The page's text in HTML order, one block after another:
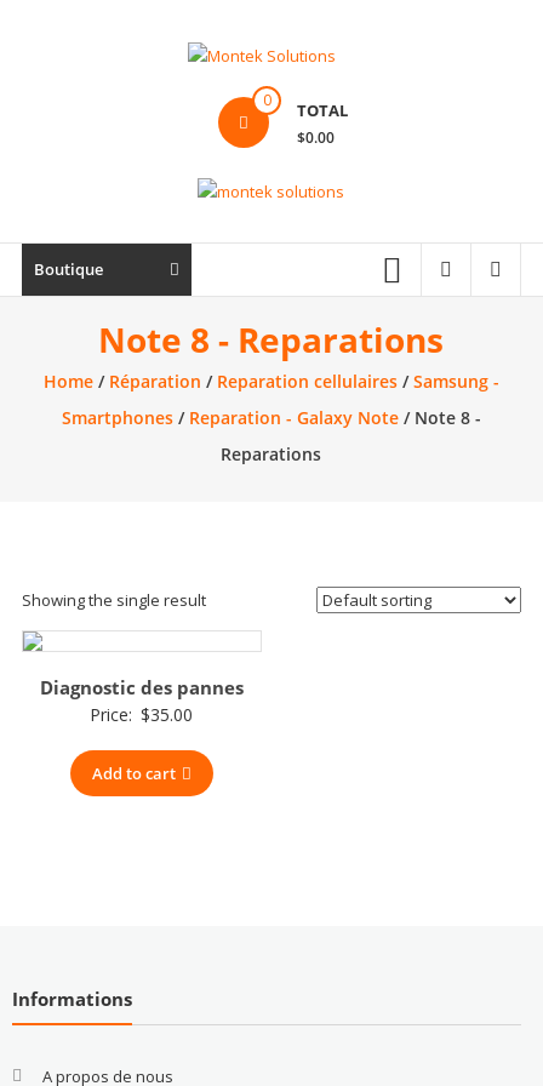
Ordinateur,
électronique
0 TOTAL
$0.00
Boutique
Note 8 - Reparations
Home/ Réparation / Reparation cellulaires/Samsung -
Smartphones/ Reparation - Galaxy Note/ Note 8 -
Reparations
Showing the single result
Diagnostic des pannes
Price: $35.00
Add to cart
Informations
A propos de nous